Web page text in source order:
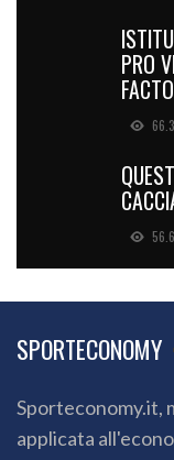
PRO
SPORTECONOMY
Sporteconomy.it,
applicata